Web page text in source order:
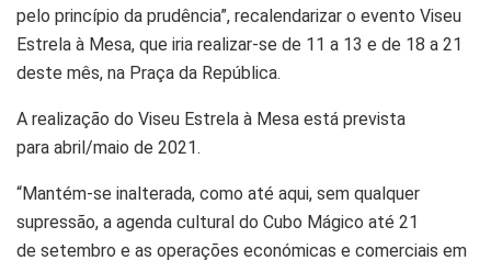
pelo princípio da prudência”, recalendarizar o evento Viseu
Estrela à Mesa, que iria realizar-se de 11 a 13 e de 18 a 21
deste mês, na Praça da República.
A realização do Viseu Estrela à Mesa está prevista
para abril/maio de 2021.
“Mantém-se inalterada, como até aqui, sem qualquer
supressão, a agenda cultural do Cubo Mágico até 21
de setembro e as operações económicas e comerciais em